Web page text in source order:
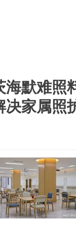
海默难照
决家属照